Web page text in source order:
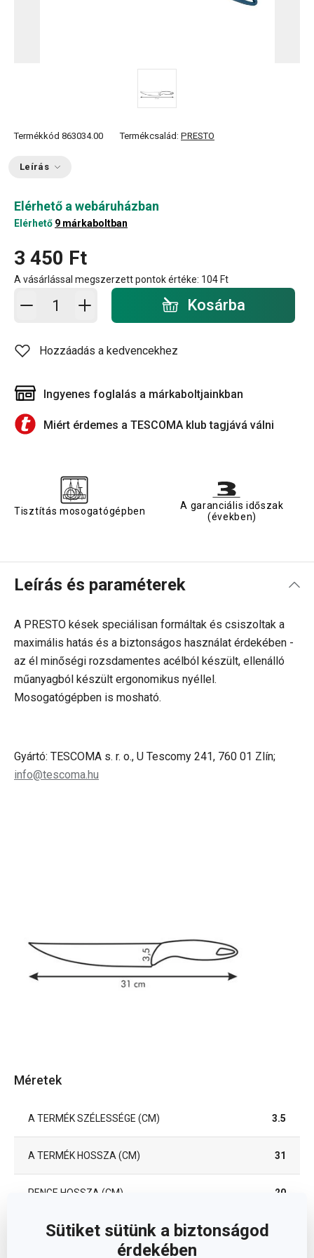
Sütiket sütünk a biztonságod
érdekében
Termékkód 863034.00 Termékcsalád: PRESTO
Leírás
Elérhető a webáruházban
Elérhető 9 márkaboltban
3 450 Ft
A vásárlással megszerzett pontok értéke: 104 Ft
Kosárba - mennyiség Kosárba
Hozzáadás a kedvencekhez
Ingyenes foglalás a márkaboltjainkban
Miért érdemes a TESCOMA klub tagjává válni
Tisztítás mosogatógépben
A garanciális időszak
(években)
Leírás és paraméterek
A PRESTO kések speciálisan formáltak és csiszoltak a
maximális hatás és a biztonságos használat érdekében -
az él minőségi rozsdamentes acélból készült, ellenálló
műanyagból készült ergonomikus nyéllel.
Mosogatógépben is mosható.
Gyártó: TESCOMA s. r. o., U Tescomy 241, 760 01 Zlín;
info@tescoma.hu
Méretek
A TERMÉK SZÉLESSÉGE (CM) 3.5
A TERMÉK HOSSZA (CM) 31
PENGE HOSSZA (CM) 20
Egyéb paraméterek